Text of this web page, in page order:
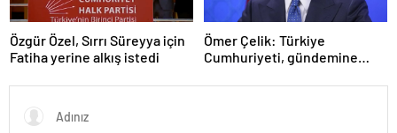
Özgür Özel, Sırrı Süreyya için
Fatiha yerine alkış istedi
Ömer Çelik: Türkiye
Cumhuriyeti, gündemine